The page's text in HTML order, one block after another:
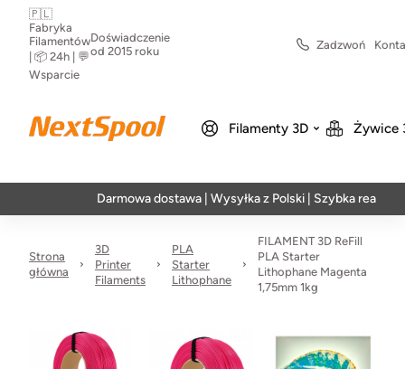
🇵🇱
Fabryka
Filamentów
| 📦 24h | 💬
Wsparcie
Doświadczenie
od 2015 roku
Zadzwoń
Filamenty 3D Żywice
Darmowa dostawa | Wysyłka z Polski | Szybka realizacja w
Strona
główna
3D
Printer
Filaments
PLA
Starter
Lithophane
FILAMENT 3D ReFill
PLA Starter
Lithophane Magenta
1,75mm 1kg